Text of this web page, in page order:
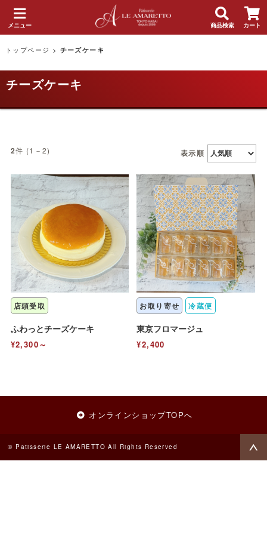
メニュー 商品検索 カート
トップページ > チーズケーキ
チーズケーキ
2件 (1－2) 表示順
店頭受取
ふわっとチーズケーキ
¥2,300～
お取り寄せ 冷蔵便
東京フロマージュ
¥2,400
オンラインショップTOPへ
© Patisserie LE AMARETTO All Rights Reserved